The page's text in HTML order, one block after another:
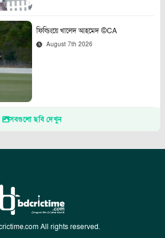
ফিল্ডিংয়ে খালেদ আহমেদ ©CA
August 7th 2026
সবগুলো ছবি দেখুন
All rights reserved.